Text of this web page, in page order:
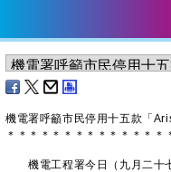
機電署呼籲市民停用十五款「
＊ ＊ ＊ ＊ ＊ ＊ ＊ ＊ ＊ ＊ ＊ ＊ ＊ ＊
機電工程署今日（九月二十